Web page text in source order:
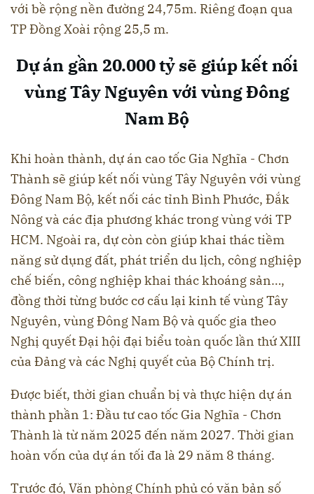
với bề rộng nền đường 24,75m. Riêng đoạn qua
TP Đồng Xoài rộng 25,5 m.
Dự án gần 20.000 tỷ sẽ giúp kết nối
vùng Tây Nguyên với vùng Đông
Nam Bộ
Khi hoàn thành, dự án cao tốc Gia Nghĩa - Chơn
Thành sẽ giúp kết nối vùng Tây Nguyên với vùng
Đông Nam Bộ, kết nối các tỉnh Bình Phước, Đắk
Nông và các địa phương khác trong vùng với TP
HCM. Ngoài ra, dự còn còn giúp khai thác tiềm
năng sử dụng đất, phát triển du lịch, công nghiệp
chế biến, công nghiệp khai thác khoáng sản…,
đồng thời từng bước cơ cấu lại kinh tế vùng Tây
Nguyên, vùng Đông Nam Bộ và quốc gia theo
Nghị quyết Đại hội đại biểu toàn quốc lần thứ XIII
của Đảng và các Nghị quyết của Bộ Chính trị.
Được biết, thời gian chuẩn bị và thực hiện dự án
thành phần 1: Đầu tư cao tốc Gia Nghĩa - Chơn
Thành là từ năm 2025 đến năm 2027. Thời gian
hoàn vốn của dự án tối đa là 29 năm 8 tháng.
Trước đó, Văn phòng Chính phủ có văn bản số